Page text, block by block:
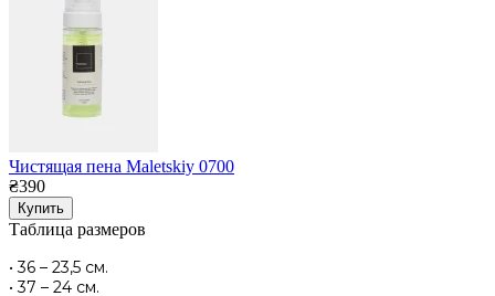
Чистящая пена Maletskiy 0700
₴390
Купить
Таблица размеров
• 36 – 23,5 см.
• 37 – 24 см.